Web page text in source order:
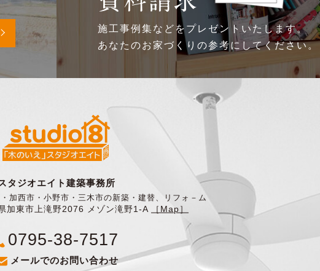
施工事例集などをプレゼントいたします。
あなたのお家づくりの参考にしてください。
タジオエイト建築事務所
加西市・小野市・三木市の新築・建替、リフォ－ム
加東市上滝野2076 メゾン滝野1-A ［Map］
0795-38-7517
メールでのお問い合わせ